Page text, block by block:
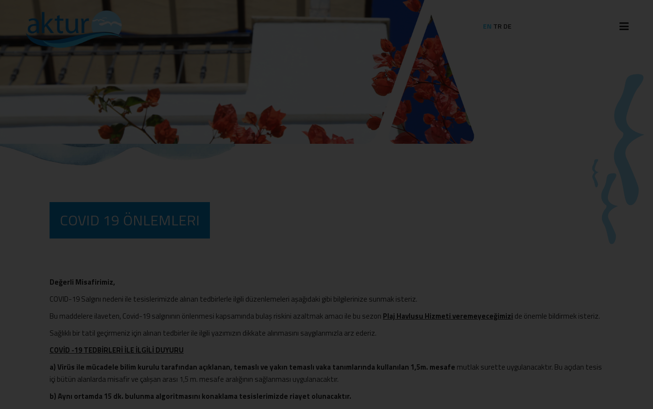
EN TR DE
COVID 19 ÖNLEMLERI
Değerli Misafirimiz,
COVID-19 Salgını nedeni ile tesislerimizde alınan tedbirlerle ilgili düzenlemeleri aşağıdaki gibi bilgilerinize sunmak isteriz.
Bu maddelere ilaveten, Covid-19 salgınının önlenmesi kapsamında bulaş riskini azaltmak amacı ile bu sezon Plaj Havlusu Hizmeti veremeyeceğimizi de önemle bildirmek isteriz.
Sağlıklı bir tatil geçirmeniz için alınan tedbirler ile ilgili yazımızın dikkate alınmasını saygılarımızla arz ederiz.
COVİD -19 TEDBİRLERİ İLE İLGİLİ DUYURU
a) Virüs ile mücadele bilim kurulu tarafından açıklanan, temaslı ve yakın temaslı vaka tanımlarında kullanılan 1,5m. mesafe mutlak surette uygulanacaktır. Bu açıdan tesis
içi bütün alanlarda misafir ve çalışan arası 1,5 m. mesafe aralığının sağlanması uygulanacaktır.
b) Aynı ortamda 15 dk. bulunma algoritmasını konaklama tesislerimizde riayet olunacaktır.